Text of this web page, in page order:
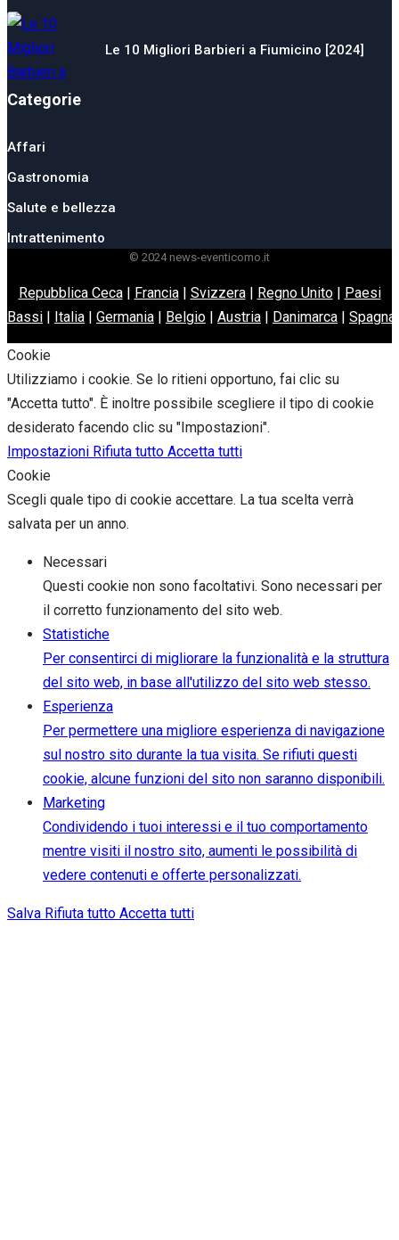
Le 10 Migliori Barbieri a Fiumicino [2024]
Categorie
Affari
Gastronomia
Salute e bellezza
Intrattenimento
© 2024 news-eventicomo.it
Repubblica Ceca| Francia| Svizzera| Regno Unito|
Paesi
Bassi
Italia Germania Belgio Austria Danimarca Spagna
Cookie
Utilizziamo i cookie. Se lo ritieni opportuno, fai clic su
"Accetta tutto". È inoltre possibile scegliere il tipo di cookie
desiderato facendo clic su "Impostazioni".
Impostazioni Rifiuta tutto Accetta tutti
Cookie
Scegli quale tipo di cookie accettare. La tua scelta verrà
salvata per un anno.
Necessari
Questi cookie non sono facoltativi. Sono necessari per
il corretto funzionamento del sito web.
Statistiche
Per consentirci di migliorare la funzionalità e la struttura
del sito web, in base all'utilizzo del sito web stesso.
Esperienza
Per permettere una migliore esperienza di navigazione
sul nostro sito durante la tua visita. Se rifiuti questi
cookie, alcune funzioni del sito non saranno disponibili.
Marketing
Condividendo i tuoi interessi e il tuo comportamento
mentre visiti il nostro sito, aumenti le possibilità di
vedere contenuti e offerte personalizzati.
Salva Rifiuta tutto Accetta tutti